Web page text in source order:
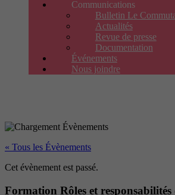
Communications
Bulletin Le
Actualités
Revue de presse
Documentation
Événements
Nous joindre
« Tous les Évènements
Cet évènement est passé.
Formation Rôles et